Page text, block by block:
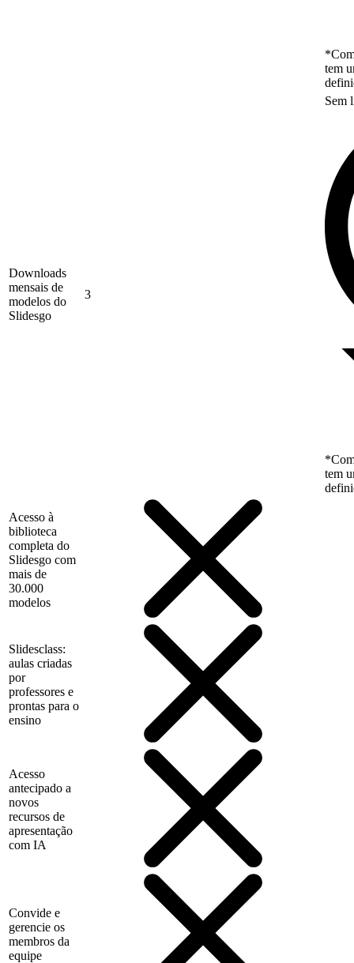
tem
Downloads
mensais de
modelos do
Slidesgo
3
Sem
tem
Acesso à
biblioteca
completa do
Slidesgo com
mais de
30.000
modelos
Slidesclass:
aulas criadas
por
professores e
prontas para o
ensino
Acesso
antecipado a
novos
recursos de
apresentação
com IA
Convide e
gerencie os
membros da
equipe